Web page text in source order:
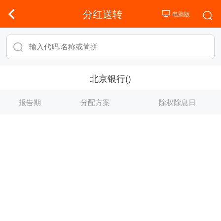
分红送转
北京银行()
报告期 分配方案 除权除息日